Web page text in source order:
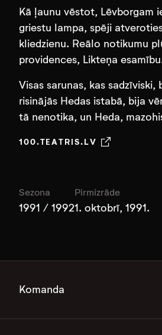
Kā ļaunu vēstot, Lēvborgam
griestu lampa, spēji
kliedzienu. Reālo notikumu
providences, Likteņa
Visas sarunas, kas
risinājās Hedas istabā, bija
tā nenotika, un Heda,
100.TEATRIS.LV
Sezona
1991 / 1992
Pirmizrāde
1. oktobrī, 1991.
Komanda